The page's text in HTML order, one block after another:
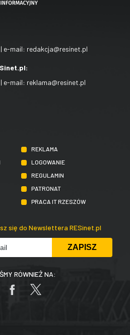
| e-mail: redakcja@resinet.pl
| e-mail: reklama@resinet.pl
REKLAMA
LOGOWANIE
REGULAMIN
PATRONAT
PRACA IT RZESZÓW
się do Newslettera RESinet.pl
RÓWNIEŻ NA: